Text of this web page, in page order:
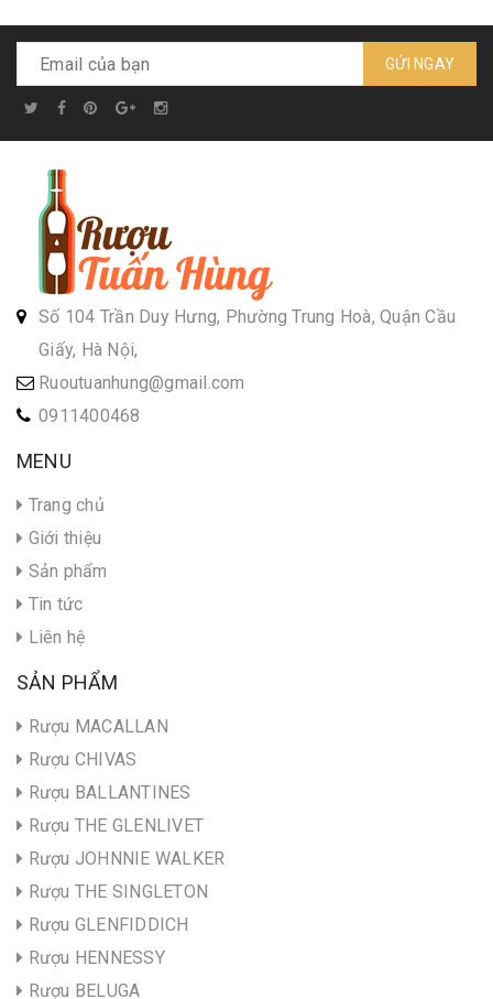
GỬI NGAY
Số 104 Trần Duy Hưng, Phường Trung Hoà, Quận Cầu
Giấy, Hà Nội,
Ruoutuanhung@gmail.com
0911400468
MENU
Trang chủ
Giới thiệu
Sản phẩm
Tin tức
Liên hệ
SẢN PHẨM
Rượu MACALLAN
Rượu CHIVAS
Rượu BALLANTINES
Rượu THE GLENLIVET
Rượu JOHNNIE WALKER
Rượu THE SINGLETON
Rượu GLENFIDDICH
Rượu HENNESSY
Rượu BELUGA